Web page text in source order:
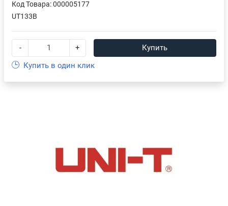
Код Товара:000005177
UT133B
- +
Купить
Купить в один клик